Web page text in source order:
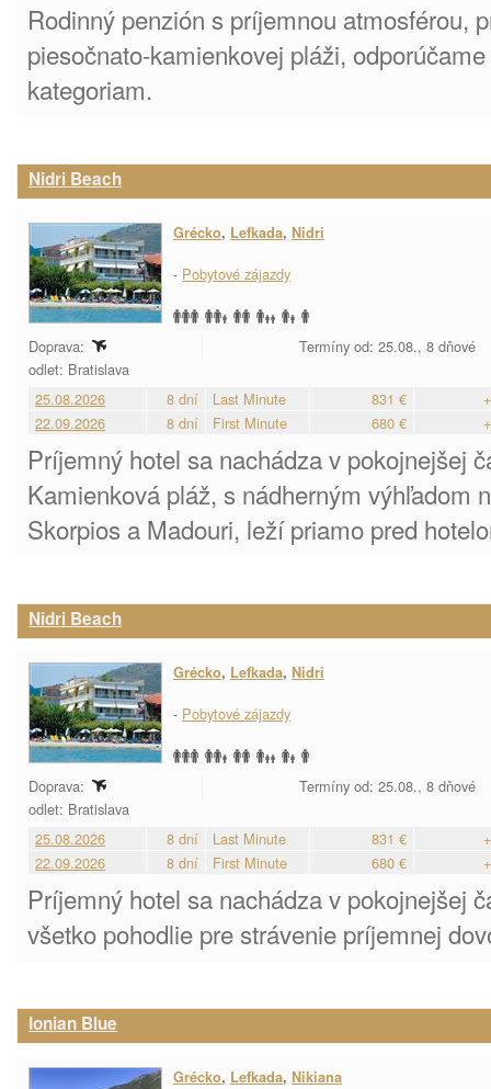
Rodinný penzión s príjemnou atmosférou,
piesočnato-kamienkovej pláži,
kategoriam.
Nidri Beach
Grécko, Lefkada, Nidri
- Pobytové zájazdy
Doprava:
Termíny od: 25.08., 8 dňové
odlet: Bratislava
25.08.2026
8 dní Last Minute 831 €
22.09.2026
8 dní First Minute 680 €
Príjemný hotel sa nachádza v pokojnejšej
Kamienková pláž, s nádherným výhľadom
Skorpios a Madouri, leží priamo pred
Nidri Beach
Grécko, Lefkada, Nidri
- Pobytové zájazdy
Doprava:
Termíny od: 25.08., 8 dňové
odlet: Bratislava
25.08.2026
8 dní Last Minute 831 €
22.09.2026
8 dní First Minute 680 €
Príjemný hotel sa nachádza v pokojnejšej
všetko pohodlie pre strávenie príjemnej
Ionian Blue
Grécko, Lefkada, Nikiana